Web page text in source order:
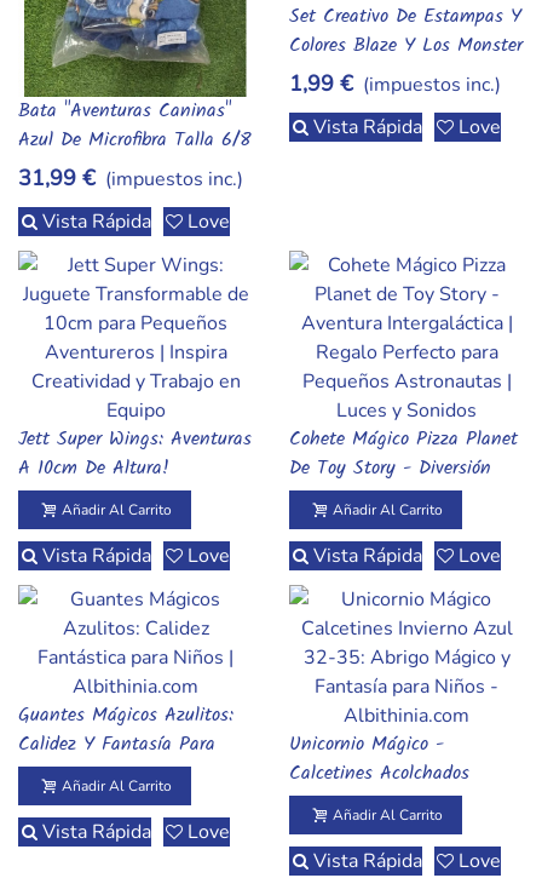
Vista Rápida
Bata "Aventuras Caninas"
Azul De Microfibra Talla 6/8
(116-128cm) - Diviértete
Con La Patrulla Canina
31,99 € (impuestos inc.)
Vista Rápida
Love
Vista Rápida
Set Creativo De Estampas Y
Colores Blaze Y Los Monster
Machines
1,99 € (impuestos inc.)
Vista Rápida
Love
Añadir Al Carrito
Jett Super Wings: Aventuras
A 10cm De Altura!
Añadir Al Carrito
Vista Rápida Love
Añadir Al Carrito
Cohete Mágico Pizza Planet
De Toy Story - Diversión
Intergaláctica
Añadir Al Carrito
Vista Rápida Love
Añadir Al Carrito
Guantes Mágicos Azulitos:
Calidez Y Fantasía Para
Pequeñas Manos
Añadir Al Carrito
Vista Rápida Love
Añadir Al Carrito
Unicornio Mágico -
Calcetines Acolchados
Invierno Azul Talla 32-35
Añadir Al Carrito
Vista Rápida Love